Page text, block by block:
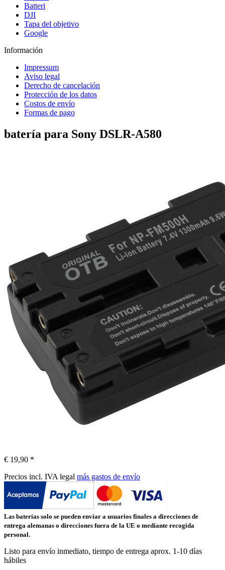
Batteri
DJI
Tapa del objetivo
Google
Información
Impressum
Aviso legal
Derecho de cancelación
Protección de los datos
Costos de envío
Formas de pago
batería para Sony DSLR-A580
€ 19,90 *
Precios incl. IVA legal más gastos de envío
Las baterías solo se pueden enviar a usuarios finales a direcciones de
entrega alemanas o direcciones fuera de la UE o mediante recogida
personal.
Listo para envío inmediato, tiempo de entrega aprox. 1-10 días
hábiles